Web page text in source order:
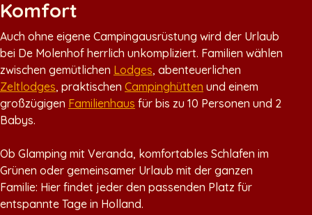
Komfort
Auch ohne eigene Campingausrüstung wird der Urlaub
bei De Molenhof herrlich unkompliziert. Familien wählen
zwischen gemütlichen Lodges, abenteuerlichen
Zeltlodges, praktischen Campinghütten und einem
großzügigen Familienhaus für bis zu 10 Personen und 2
Babys.
Ob Glamping mit Veranda, komfortables Schlafen im
Grünen oder gemeinsamer Urlaub mit der ganzen
Familie: Hier findet jeder den passenden Platz für
entspannte Tage in Holland.